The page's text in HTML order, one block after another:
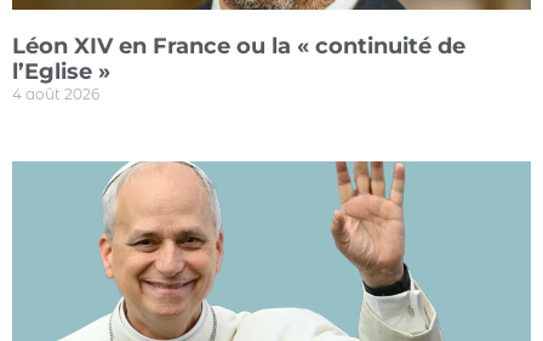
Léon XIV en France ou la « continuité de
l’Eglise »
4 août 2026